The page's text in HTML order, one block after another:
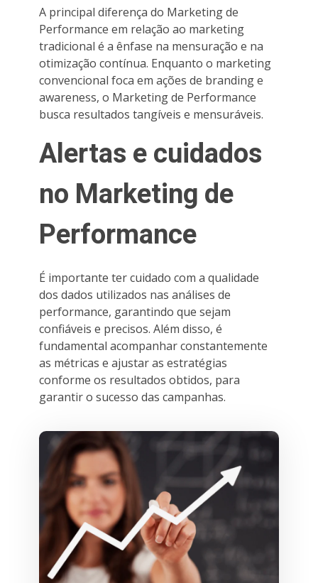
A principal diferença do Marketing de
Performance em relação ao marketing
tradicional é a ênfase na mensuração e na
otimização contínua. Enquanto o marketing
convencional foca em ações de branding e
awareness, o Marketing de Performance
busca resultados tangíveis e mensuráveis.
Alertas e cuidados
no Marketing de
Performance
É importante ter cuidado com a qualidade
dos dados utilizados nas análises de
performance, garantindo que sejam
confiáveis e precisos. Além disso, é
fundamental acompanhar constantemente
as métricas e ajustar as estratégias
conforme os resultados obtidos, para
garantir o sucesso das campanhas.